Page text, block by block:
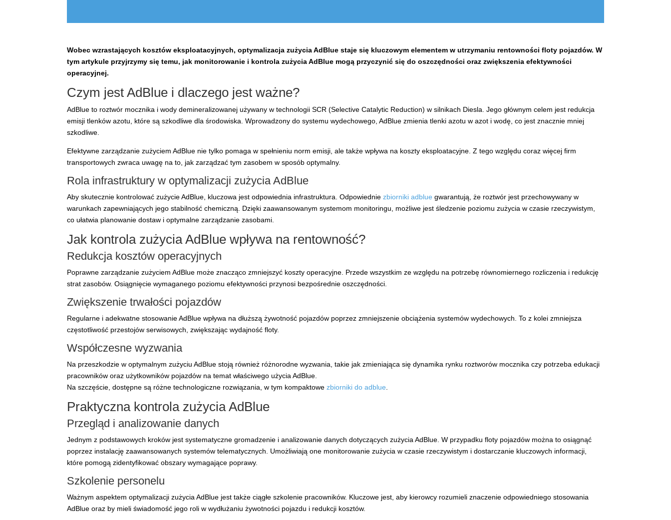
Wobec wzrastających kosztów eksploatacyjnych, optymalizacja zużycia AdBlue staje się kluczowym elementem w utrzymaniu rentowności floty pojazdów. W
tym artykule przyjrzymy się temu, jak monitorowanie i kontrola zużycia AdBlue mogą przyczynić się do oszczędności oraz zwiększenia efektywności
operacyjnej.
Czym jest AdBlue i dlaczego jest ważne?
AdBlue to roztwór mocznika i wody demineralizowanej używany w technologii SCR (Selective Catalytic Reduction) w silnikach Diesla. Jego głównym celem jest redukcja
emisji tlenków azotu, które są szkodliwe dla środowiska. Wprowadzony do systemu wydechowego, AdBlue zmienia tlenki azotu w azot i wodę, co jest znacznie mniej
szkodliwe.
Efektywne zarządzanie zużyciem AdBlue nie tylko pomaga w spełnieniu norm emisji, ale także wpływa na koszty eksploatacyjne. Z tego względu coraz więcej firm
transportowych zwraca uwagę na to, jak zarządzać tym zasobem w sposób optymalny.
Rola infrastruktury w optymalizacji zużycia AdBlue
Aby skutecznie kontrolować zużycie AdBlue, kluczowa jest odpowiednia infrastruktura. Odpowiedniezbiorniki adblue gwarantują, że roztwór jest przechowywany w
warunkach zapewniających jego stabilność chemiczną. Dzięki zaawansowanym systemom monitoringu, możliwe jest śledzenie poziomu zużycia w czasie rzeczywistym,
co ułatwia planowanie dostaw i optymalne zarządzanie zasobami.
Jak kontrola zużycia AdBlue wpływa na rentowność?
Redukcja kosztów operacyjnych
Poprawne zarządzanie zużyciem AdBlue może znacząco zmniejszyć koszty operacyjne. Przede wszystkim ze względu na potrzebę równomiernego rozliczenia i redukcję
strat zasobów. Osiągnięcie wymaganego poziomu efektywności przynosi bezpośrednie oszczędności.
Zwiększenie trwałości pojazdów
Regularne i adekwatne stosowanie AdBlue wpływa na dłuższą żywotność pojazdów poprzez zmniejszenie obciążenia systemów wydechowych. To z kolei zmniejsza
częstotliwość przestojów serwisowych, zwiększając wydajność floty.
Współczesne wyzwania
Na przeszkodzie w optymalnym zużyciu AdBlue stoją również różnorodne wyzwania, takie jak zmieniająca się dynamika rynku roztworów mocznika czy potrzeba edukacji
pracowników oraz użytkowników pojazdów na temat właściwego użycia AdBlue.
Na szczęście, dostępne są różne technologiczne rozwiązania, w tym kompaktowezbiorniki do adblue.
Praktyczna kontrola zużycia AdBlue
Przegląd i analizowanie danych
Jednym z podstawowych kroków jest systematyczne gromadzenie i analizowanie danych dotyczących zużycia AdBlue. W przypadku floty pojazdów można to osiągnąć
poprzez instalację zaawansowanych systemów telematycznych. Umożliwiają one monitorowanie zużycia w czasie rzeczywistym i dostarczanie kluczowych informacji,
które pomogą zidentyfikować obszary wymagające poprawy.
Szkolenie personelu
Ważnym aspektem optymalizacji zużycia AdBlue jest także ciągłe szkolenie pracowników. Kluczowe jest, aby kierowcy rozumieli znaczenie odpowiedniego stosowania
AdBlue oraz by mieli świadomość jego roli w wydłużaniu żywotności pojazdu i redukcji kosztów.